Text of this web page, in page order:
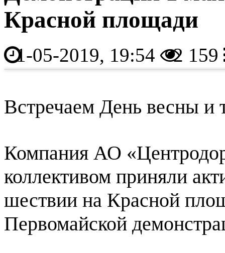
Красной площади
1-05-2019, 19:54 2 159
Встречаем День весны и
Компания АО
коллективом приняли
шествии на Красной
Первомайской